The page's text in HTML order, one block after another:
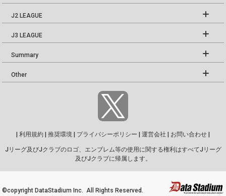
J2 LEAGUE
J3 LEAGUE
Summary
Other
| 利用規約 | 推奨環境 | プライバシーポリシー | 運営会社 | お問い合わせ |
Jリーグ及びJクラブのロゴ、エンブレム等の使用に関する権利はすべてJリーグ
及びJクラブに帰属します。
©copyright DataStadium Inc. All Rights Reserved.